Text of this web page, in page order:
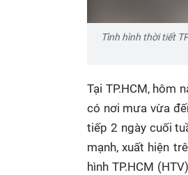
Tình hình thời tiết
Tại TP.HCM, hôm
có nơi mưa vừa
tiếp 2 ngày cuối
mạnh, xuất hiện
hình TP.HCM